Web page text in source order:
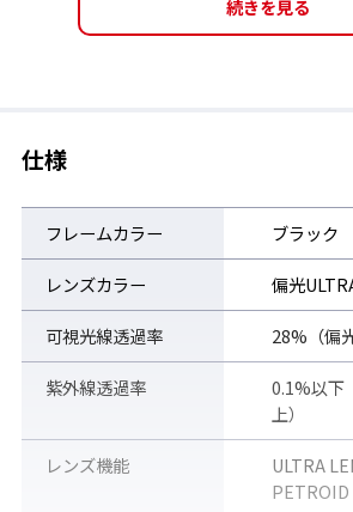
スポーツサングラスを主に展開する
とってかけ心地の良いフレームをデザ
生み出しました。
”THE SUNGLASSES”は、THEの中で
有する製品群を展開するTHE
から発売されることになりました。
仕様
フレームカラー ブラック
レンズカラー 偏光
可視光線透過率 28%（偏
紫外線透過率
0.1%以下
上）
レンズ機能
ULTRA
PETROID